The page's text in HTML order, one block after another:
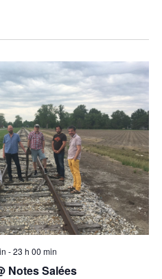
-23 h 00 min
Notes Salées